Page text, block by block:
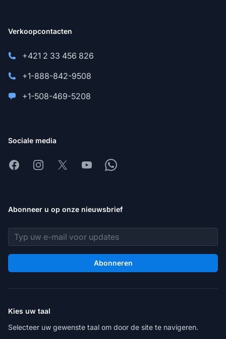
Verkoopcontacten
+421 2 33 456 826
+1-888-842-9508
+1-508-469-5208
Sociale media
FacebookInstagram
X YoutubeWhatsapp
Abonneer u op onze nieuwsbrief
E-mailadres
Abonneren
Kies uw taal
Selecteer uw gewenste taal om door de site te navigeren.